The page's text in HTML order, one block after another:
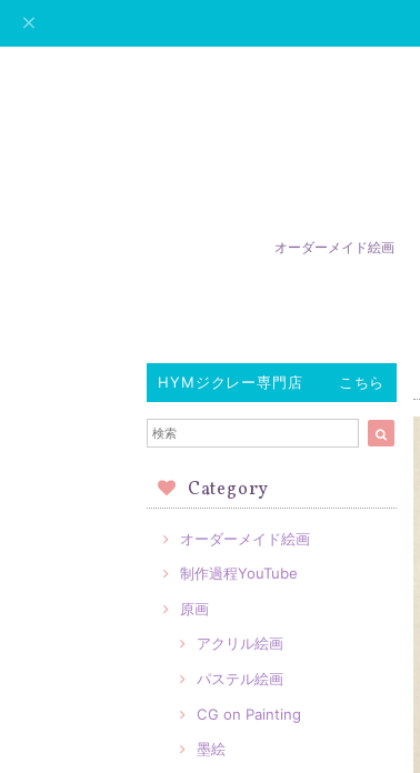
オーダーメイド絵画
HYMジクレー専門店 こちら
Category
オーダーメイド絵画
制作過程YouTube
原画
アクリル絵画
パステル絵画
CG on Painting
墨絵